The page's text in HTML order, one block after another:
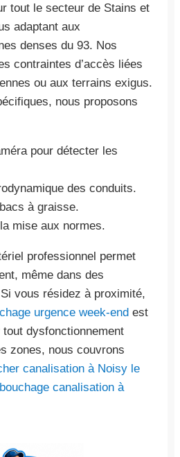
tout le secteur de Stains et
adaptant aux
denses du 93. Nos
contraintes d’accès liées
ou aux terrains exigus.
nous proposons
pour détecter les
des conduits.
à graisse.
mise aux normes.
professionnel permet
même dans des
vous résidez à proximité,
urgence week-end est
dysfonctionnement
zones, nous couvrons
canalisation à Noisy le
canalisation à